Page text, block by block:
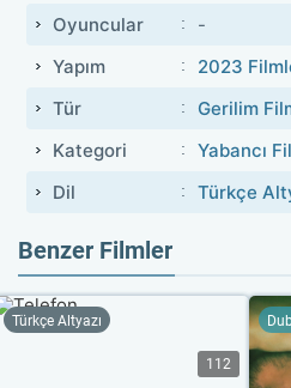
Oyuncular
-
Yapım
2023
Tür
Gerilim
Kategori
Yabancı
Dil
Türkçe
Benzer Filmler
Türkçe Altyazı
112